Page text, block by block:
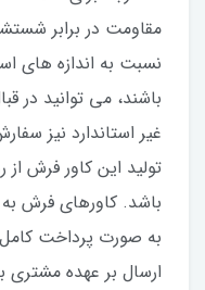
مقاومت در برابر
نسبت به اندازه های
غیر استاندارد نیز
باشد. کاورهای فرش
به صورت پرداخت
ارسال بر عهده